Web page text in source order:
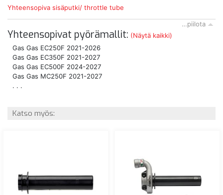
Yhteensopiva sisäputki/ throttle tube
…piilota
Yhteensopivat pyörämallit: (Näytä kaikki)
Gas Gas EC250F 2021-2026
Gas Gas EC350F 2021-2027
Gas Gas EC500F 2024-2027
Gas Gas MC250F 2021-2027
. . .
Katso myös: